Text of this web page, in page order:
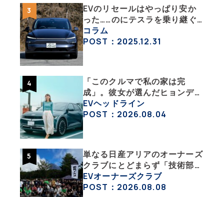
EVのリセールはやっぱり安か
った……のにテスラを乗り継ぐ
ってどういうこと？ 【テスラ
沼にはまった大学教授のEV生
コラム
POST：2025.12.31
「このクルマで私の家は完
成」。彼女が選んだヒョンデ
「IONIQ 5」の「エネルギーハ
ック」な生活【ななみんEVレ
EVヘッドライン
POST：2026.08.04
単なる日産アリアのオーナーズ
クラブにとどまらず「技術部」
「バイク部」「釣り部」など多
彩な趣味人集合体がAOCJ【
EVオーナーズクラブ
POST：2026.08.08